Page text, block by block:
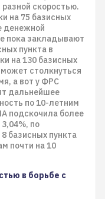
скоростью.
на 75 базисных
денежной
пока закладывают
пункта в
на 130 базисных
столкнуться
а вот у ФРС
дальнейшее
по 10-летним
подскочила более
по
базисных пункта
почти на 10
в борьбе с